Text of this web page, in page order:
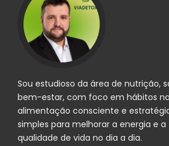
Sou estudioso da área de nutrição,
bem-estar, com foco em hábitos
alimentação consciente e
simples para melhorar a energia e a
qualidade de vida no dia a dia.